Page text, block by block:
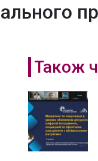
Також